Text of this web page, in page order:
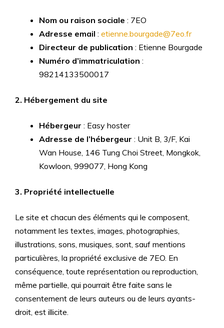
Nom ou raison sociale : 7EO
Adresse email : etienne.bourgade@7eo.fr
Directeur de publication : Etienne Bourgade
Numéro d’immatriculation :
98214133500017
2. Hébergement du site
Hébergeur : Easy hoster
Adresse de l’hébergeur : Unit B, 3/F, Kai
Wan House, 146 Tung Choi Street, Mongkok,
Kowloon, 999077, Hong Kong
3. Propriété intellectuelle
Le site et chacun des éléments qui le composent,
notamment les textes, images, photographies,
illustrations, sons, musiques, sont, sauf mentions
particulières, la propriété exclusive de 7EO. En
conséquence, toute représentation ou reproduction,
même partielle, qui pourrait être faite sans le
consentement de leurs auteurs ou de leurs ayants-
droit, est illicite.